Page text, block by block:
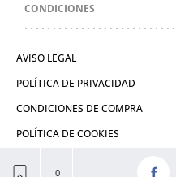
CONDICIONES
AVISO LEGAL
POLÍTICA DE PRIVACIDAD
CONDICIONES DE COMPRA
POLÍTICA DE COOKIES